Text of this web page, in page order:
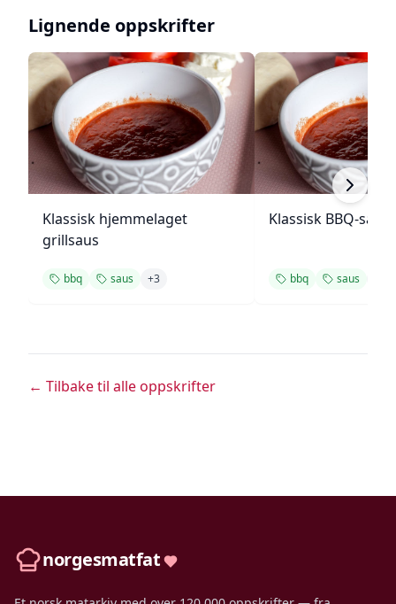
Lignende oppskrifter
Klassisk hjemmelaget
grillsaus
bbq saus +3
Klassisk BBQ-saus
bbq saus
← Tilbake til alle oppskrifter
norgesmatfat